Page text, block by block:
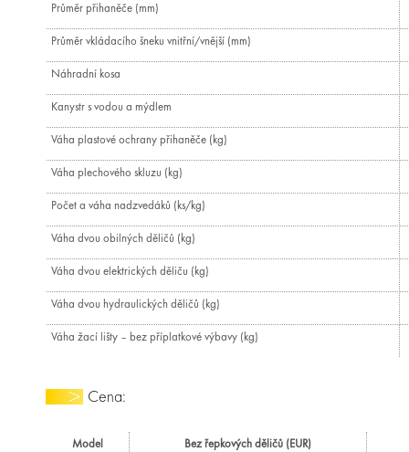
Průměr přihaněče (mm)
Průměr vkládacího šneku vnitřní/vnější (mm)
Náhradní kosa
Kanystr s vodou a mýdlem
Váha plastové ochrany přihaněče (kg)
Váha plechového skluzu (kg)
Počet a váha nadzvedáků (ks/kg)
Váha dvou obilných děličů (kg)
Váha dvou elektrických děliču (kg)
Váha dvou hydraulických děličů (kg)
Váha žací lišty – bez příplatkové výbavy (kg)
Cena:
Model Bez řepkových děličů (EUR)